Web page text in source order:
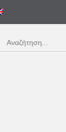
Search
for: